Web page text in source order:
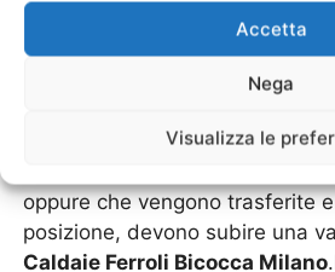
Accetta
Nega
Visualizza le
Caldaie
Bicocca
oppure che vengono trasferite
posizione, devono subire una
Caldaie Ferroli Bicocca Milano